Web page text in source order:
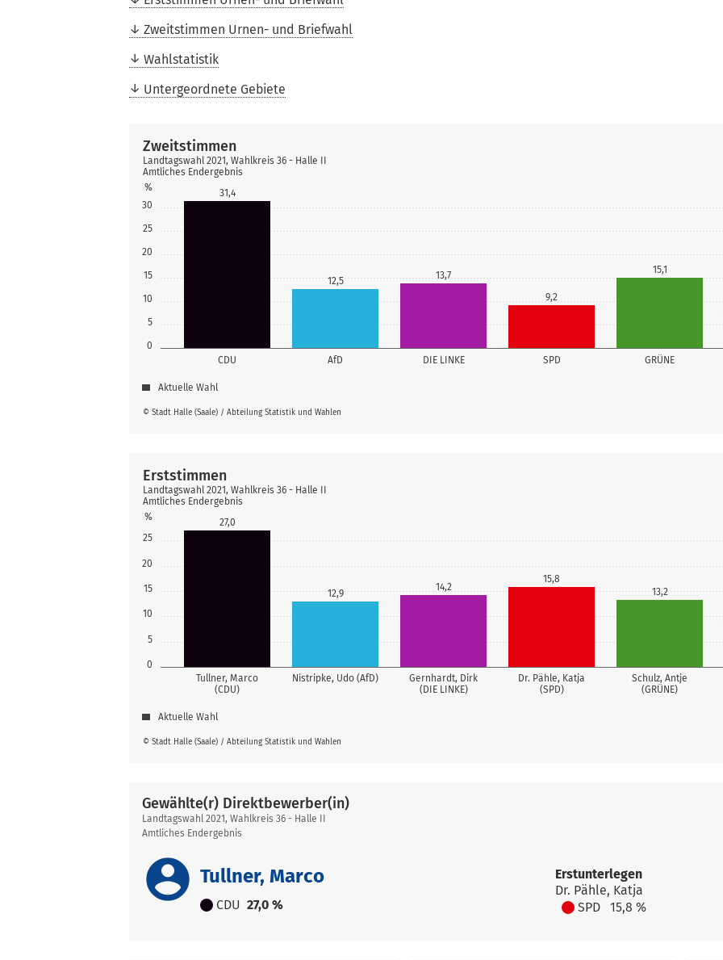
Zweitstimmen Urnen- und Briefwahl
Wahlstatistik
Untergeordnete Gebiete
0
5
10
15
20
25
30
%
CDU AfD DIE LINKE SPD GRÜNE
31,4
12,5
13,7
9,2
15,1
© Stadt Halle (Saale) / Abteilung Statistik und Wahlen
Zweitstimmen
Landtagswahl 2021, Wahlkreis 36 - Halle II
Amtliches Endergebnis
Aktuelle Wahl
0
5
10
15
20
25
%
Tullner, Marco
(CDU)
Nistripke, Udo (AfD)
Gernhardt, Dirk
(DIE LINKE)
Dr. Pähle, Katja
(SPD)
Schulz, Antje
(GRÜNE)
27,0
12,9
14,2
15,8
13,2
© Stadt Halle (Saale) / Abteilung Statistik und Wahlen
Erststimmen
Landtagswahl 2021, Wahlkreis 36 - Halle II
Amtliches Endergebnis
Aktuelle Wahl
Gewählte(r) Direktbewerber(in)
Landtagswahl 2021, Wahlkreis 36 - Halle II
Amtliches Endergebnis
account_circle Tullner, Marco
CDU 27,0 %
Erstunterlegen
Dr. Pähle, Katja
SPD
15,8 %